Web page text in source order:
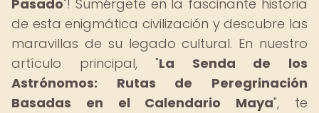
Pasado"! Sumérgete en la fascinante historia
de esta enigmática civilización y descubre las
maravillas de su legado cultural. En nuestro
artículo principal, "La Senda de los
Astrónomos: Rutas de Peregrinación
Basadas en el Calendario Maya", te